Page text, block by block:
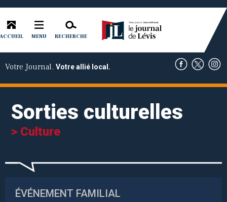
ACCUEIL MENU RECHERCHE
Votre Journal. Votre allié local.
Sorties culturelles
> Culture
ÉVÉNEMENT FAMILIAL